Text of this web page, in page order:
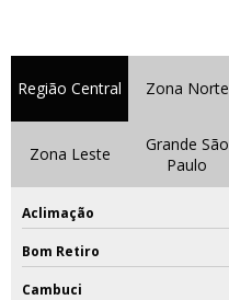
Região Central Zona Norte
Zona Leste
Grande São
Paulo
Aclimação
Bom Retiro
Cambuci